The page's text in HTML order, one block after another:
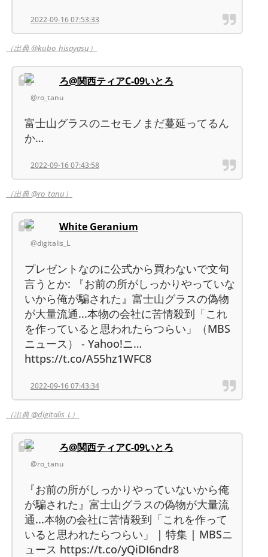
2022-09-16 07:53:33
（出典 @kubo_hisayasu）
ろ@関西ティアC-09いとろ
@ro_tanu
富士山グラスのニセモノまだ蔓延ってるん
か…
2022-09-16 07:43:58
（出典 @ro_tanu）
White Geranium
@digitalis_L
プレゼントなのに公式から買わないで文句
言うとか: 『お前の所がしっかりやっていな
いから俺が騙された』富士山グラスの偽物
が大量流通...本物の会社に苦情殺到「これ
を作っていると思われたらつらい」（MBS
ニュース） - Yahoo!ニ…
https://t.co/A55hz1WFC8
2022-09-16 07:43:34
（出典 @digitalis_L）
ろ@関西ティアC-09いとろ
@ro_tanu
『お前の所がしっかりやっていないから俺
が騙された』富士山グラスの偽物が大量流
通...本物の会社に苦情殺到「これを作って
いると思われたらつらい」 | 特集 | MBSニ
ュース https://t.co/yQiDI6ndr8